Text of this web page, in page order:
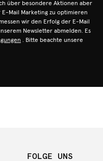
über besondere Aktionen aber
Mail Marketing zu optimieren
wir den Erfolg der E-Mail
Newsletter abmelden. Es
. Bitte beachte unsere
FOLGE UNS